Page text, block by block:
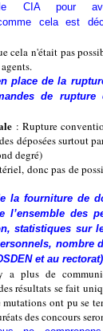
CIA pour
cela est
cela n'était pas
place de la
de rupture
: Rupture
déposées surtout
degré)
donc pas de
la fourniture de
l’ensemble des
statistiques sur
nombre
et au rectorat)
a plus de
résultats se fait
ont pu se
des concours